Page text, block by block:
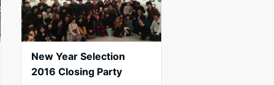
New Year Selection
2016 Closing Party